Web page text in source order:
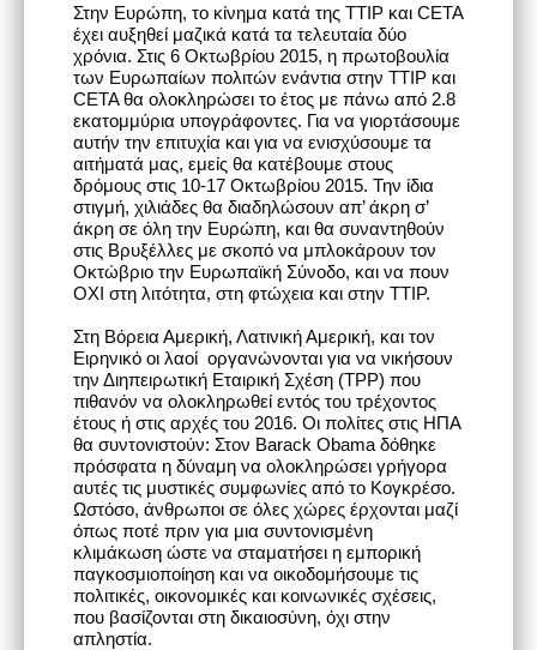
Στην Ευρώπη, το κίνημα κατά της TTIP και CETA
έχει αυξηθεί μαζικά κατά τα τελευταία δύο
χρόνια. Στις 6 Οκτωβρίου 2015, η πρωτοβουλία
των Ευρωπαίων πολιτών ενάντια στην TTIP και
CETA θα ολοκληρώσει το έτος με πάνω από 2.8
εκατομμύρια υπογράφοντες. Για να γιορτάσουμε
αυτήν την επιτυχία και για να ενισχύσουμε τα
αιτήματά μας, εμείς θα κατέβουμε στους
δρόμους στις 10-17 Οκτωβρίου 2015. Την ίδια
στιγμή, χιλιάδες θα διαδηλώσουν απ’ άκρη σ’
άκρη σε όλη την Ευρώπη, και θα συναντηθούν
στις Βρυξέλλες με σκοπό να μπλοκάρουν τον
Οκτώβριο την Ευρωπαϊκή Σύνοδο, και να πουν
ΟΧΙ στη λιτότητα, στη φτώχεια και στην TTIP.
Στη Βόρεια Αμερική, Λατινική Αμερική, και τον
Ειρηνικό οι λαοί οργανώνονται για να νικήσουν
την Διηπειρωτική Εταιρική Σχέση (TPP) που
πιθανόν να ολοκληρωθεί εντός του τρέχοντος
έτους ή στις αρχές του 2016. Οι πολίτες στις ΗΠΑ
θα συντονιστούν: Στον Barack Obama δόθηκε
πρόσφατα η δύναμη να ολοκληρώσει γρήγορα
αυτές τις μυστικές συμφωνίες από το Κογκρέσο.
Ωστόσο, άνθρωποι σε όλες χώρες έρχονται μαζί
όπως ποτέ πριν για μια συντονισμένη
κλιμάκωση ώστε να σταματήσει η εμπορική
παγκοσμιοποίηση και να οικοδομήσουμε τις
πολιτικές, οικονομικές και κοινωνικές σχέσεις,
που βασίζονται στη δικαιοσύνη, όχι στην
απληστία.